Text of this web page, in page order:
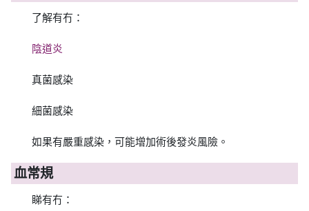
了解有冇：
陰道炎
真菌感染
細菌感染
如果有嚴重感染，可能增加術後發炎風險。
血常規
睇有冇：